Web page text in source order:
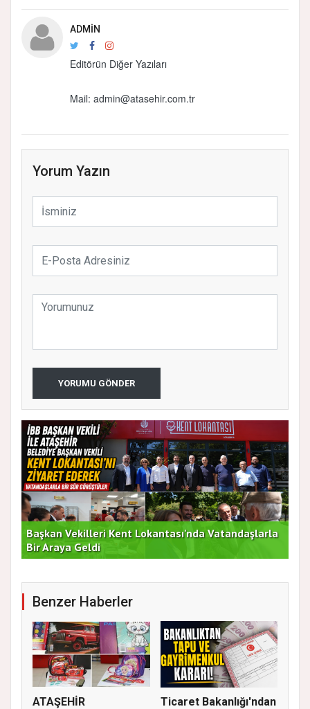
ADMIN
Editörün Diğer Yazıları
Mail: admin@atasehir.com.tr
Yorum Yazın
YORUMU GÖNDER
Başkan Vekilleri Kent Lokantası'nda Vatandaşlarla
Bir Araya Geldi
Benzer Haberler
ATAŞEHİR
Ticaret Bakanlığı'ndan